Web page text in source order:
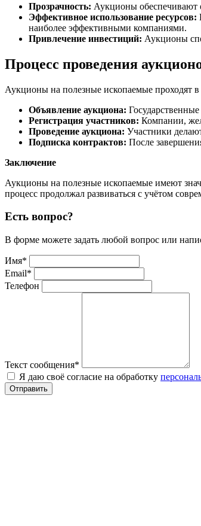
Прозрачность: Аукционы обеспечивают
Эффективное использование ресурсов:
наиболее эффективными компаниями.
Привлечение инвестиций: Аукционы
Процесс проведения
Аукционы на полезные ископаемые проходят в
Объявление аукциона:
Регистрация участников: Компании,
Проведение аукциона: Участники
Подписка контрактов: После
Заключение
Аукционы на полезные ископаемые имеют
процесс продолжал развиваться с учётом
Есть вопрос?
В форме можете задать любой вопрос или
Имя*
Email*
Телефон
Текст сообщения*
Я даю своё согласие на обработку
Отправить